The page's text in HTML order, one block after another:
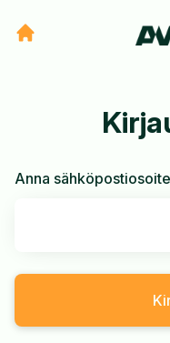
Anna sähköpostiosoite